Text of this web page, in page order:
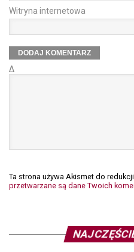
Witryna internetowa
Δ
Ta strona używa Akismet do
przetwarzane są dane Twoich